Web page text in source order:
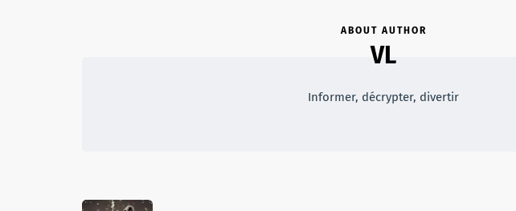
ABOUT AUTHOR
VL
Informer, décrypter, divertir